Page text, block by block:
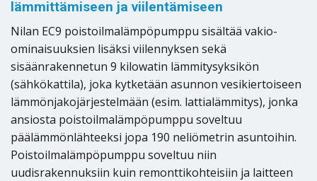
lämmittämiseen ja viilentämiseen
Nilan EC9 poistoilmalämpöpumppu sisältää vakio-
ominaisuuksien lisäksi viilennyksen sekä
sisäänrakennetun 9 kilowatin lämmitysyksikön
(sähkökattila), joka kytketään asunnon vesikiertoiseen
lämmönjakojärjestelmään (esim. lattialämmitys), jonka
ansiosta poistoilmalämpöpumppu soveltuu
päälämmönlähteeksi jopa 190 neliömetrin asuntoihin.
Poistoilmalämpöpumppu soveltuu niin
uudisrakennuksiin kuin remonttikohteisiin ja laitteen